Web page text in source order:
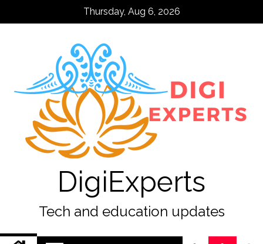
Thursday, Aug 6, 2026
DigiExperts
Tech and education updates